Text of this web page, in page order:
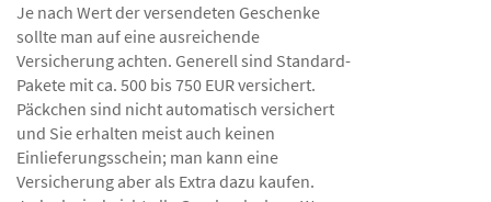
Je nach Wert der versendeten Geschenke
sollte man auf eine ausreichende
Versicherung achten. Generell sind Standard-
Pakete mit ca. 500 bis 750 EUR versichert.
Päckchen sind nicht automatisch versichert
und Sie erhalten meist auch keinen
Einlieferungsschein; man kann eine
Versicherung aber als Extra dazu kaufen.